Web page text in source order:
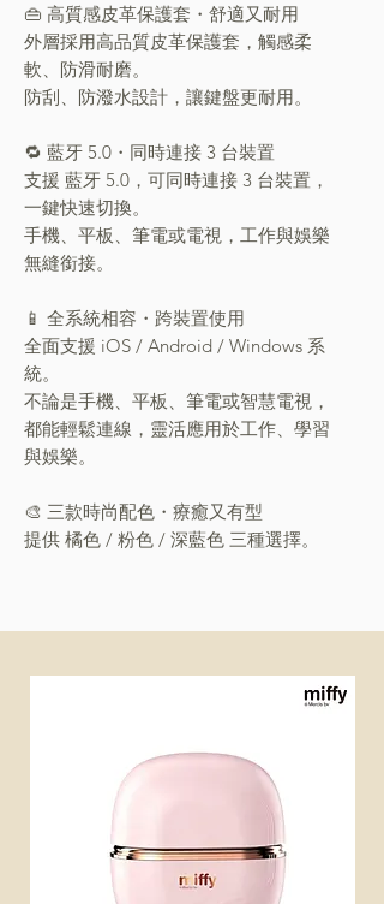
👜 高質感皮革保護套・舒適又耐用
外層採用高品質皮革保護套，觸感柔
軟、防滑耐磨。
防刮、防潑水設計，讓鍵盤更耐用。
🔁 藍牙 5.0・同時連接 3 台裝置
支援 藍牙 5.0，可同時連接 3 台裝置，
一鍵快速切換。
手機、平板、筆電或電視，工作與娛樂
無縫銜接。
📱 全系統相容・跨裝置使用
全面支援 iOS / Android / Windows 系
統。
不論是手機、平板、筆電或智慧電視，
都能輕鬆連線，靈活應用於工作、學習
與娛樂。
🎨 三款時尚配色・療癒又有型
提供 橘色 / 粉色 / 深藍色 三種選擇。